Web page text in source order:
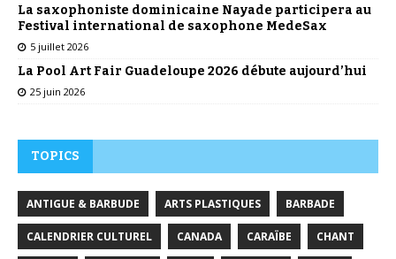
La saxophoniste dominicaine Nayade participera au
Festival international de saxophone MedeSax
5 juillet 2026
La Pool Art Fair Guadeloupe 2026 débute aujourd’hui
25 juin 2026
TOPICS
ANTIGUE & BARBUDE ARTS PLASTIQUES BARBADE
CALENDRIER CULTUREL CANADA CARAÏBE CHANT